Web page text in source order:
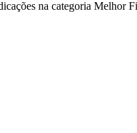
na categoria